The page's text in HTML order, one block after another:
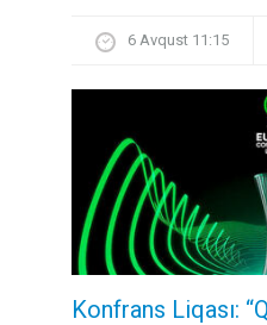
6 Avqust 11:15
Konfrans Liqası: